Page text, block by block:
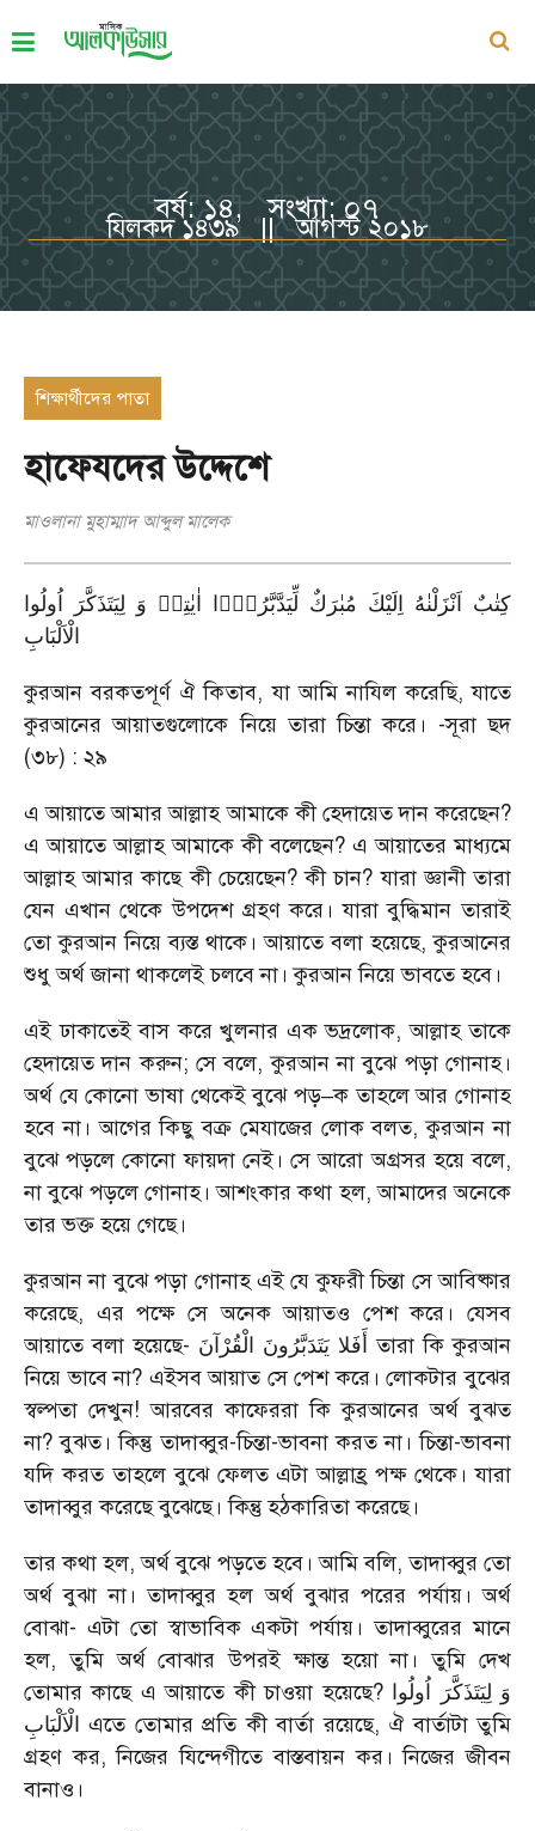
বর্ষ: ১৪, সংখ্যা: ০৭
যিলকদ ১৪৩৯ || আগস্ট ২০১৮
শিক্ষার্থীদের পাতা
হাফেযদের উদ্দেশে
মাওলানা মুহাম্মাদ আব্দুল মালেক
كِتٰبٌ اَنْزَلْنٰهُ اِلَیْكَ مُبٰرَكٌ لِّیَدَّبَّرُوْۤا اٰیٰتِهٖ وَ لِیَتَذَكَّرَ اُولُوا
الْاَلْبَابِ
কুরআন বরকতপূর্ণ ঐ কিতাব, যা আমি নাযিল করেছি, যাতে
কুরআনের আয়াতগুলোকে নিয়ে তারা চিন্তা করে। -সূরা ছদ
(৩৮) : ২৯
এ আয়াতে আমার আল্লাহ আমাকে কী হেদায়েত দান করেছেন?
এ আয়াতে আল্লাহ আমাকে কী বলেছেন? এ আয়াতের মাধ্যমে
আল্লাহ আমার কাছে কী চেয়েছেন? কী চান? যারা জ্ঞানী তারা
যেন এখান থেকে উপদেশ গ্রহণ করে। যারা বুদ্ধিমান তারাই
তো কুরআন নিয়ে ব্যস্ত থাকে। আয়াতে বলা হয়েছে, কুরআনের
শুধু অর্থ জানা থাকলেই চলবে না। কুরআন নিয়ে ভাবতে হবে।
এই ঢাকাতেই বাস করে খুলনার এক ভদ্রলোক, আল্লাহ তাকে
হেদায়েত দান করুন; সে বলে, কুরআন না বুঝে পড়া গোনাহ।
অর্থ যে কোনো ভাষা থেকেই বুঝে পড়–ক তাহলে আর গোনাহ
হবে না। আগের কিছু বক্র মেযাজের লোক বলত, কুরআন না
বুঝে পড়লে কোনো ফায়দা নেই। সে আরো অগ্রসর হয়ে বলে,
না বুঝে পড়লে গোনাহ। আশংকার কথা হল, আমাদের অনেকে
তার ভক্ত হয়ে গেছে।
কুরআন না বুঝে পড়া গোনাহ এই যে কুফরী চিন্তা সে আবিষ্কার
করেছে, এর পক্ষে সে অনেক আয়াতও পেশ করে। যেসব
আয়াতে বলা হয়েছে- أَفَلا يَتَدَبَّرُونَ الْقُرْآنَ তারা কি কুরআন
নিয়ে ভাবে না? এইসব আয়াত সে পেশ করে। লোকটার বুঝের
স্বল্পতা দেখুন! আরবের কাফেররা কি কুরআনের অর্থ বুঝত
না? বুঝত। কিন্তু তাদাব্বুর-চিন্তা-ভাবনা করত না। চিন্তা-ভাবনা
যদি করত তাহলে বুঝে ফেলত এটা আল্লাহ্র পক্ষ থেকে। যারা
তাদাব্বুর করেছে বুঝেছে। কিন্তু হঠকারিতা করেছে।
তার কথা হল, অর্থ বুঝে পড়তে হবে। আমি বলি, তাদাব্বুর তো
অর্থ বুঝা না। তাদাব্বুর হল অর্থ বুঝার পরের পর্যায়। অর্থ
বোঝা- এটা তো স্বাভাবিক একটা পর্যায়। তাদাব্বুরের মানে
হল, তুমি অর্থ বোঝার উপরই ক্ষান্ত হয়ো না। তুমি দেখ
তোমার কাছে এ আয়াতে কী চাওয়া হয়েছে? وَ لِیَتَذَكَّرَ اُولُوا
الْاَلْبَابِ এতে তোমার প্রতি কী বার্তা রয়েছে, ঐ বার্তাটা তুমি
গ্রহণ কর, নিজের যিন্দেগীতে বাস্তবায়ন কর। নিজের জীবন
বানাও।